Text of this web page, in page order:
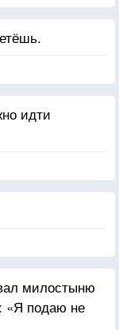
идти
милостыню
«Я подаю не